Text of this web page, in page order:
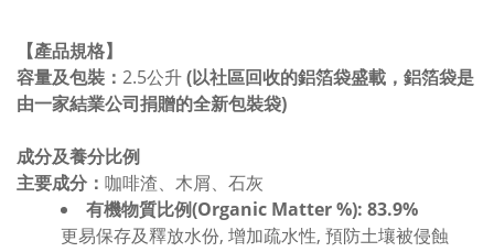
【產品規格】
容量及包裝： 2.5公升(以社區回收的鋁箔袋盛載，鋁箔袋是
由一家結業公司捐贈的全新包裝袋)
成分及養分比例
主要成分： 咖啡渣、木屑、石灰
有機物質比例(Organic Matter %): 83.9%
更易保存及釋放水份, 增加疏水性, 預防土壤被侵蝕